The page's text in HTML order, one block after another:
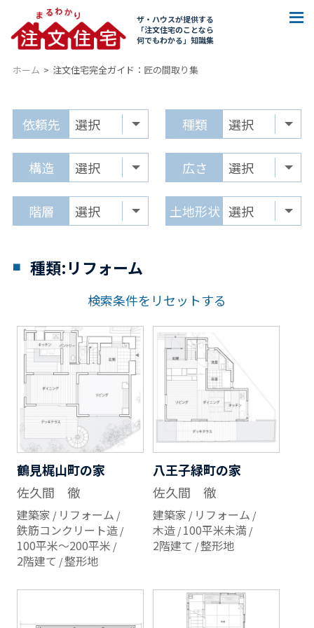
ザ・ハウスが提供する
「注文住宅のことなら
何でもわかる」知識集
ホーム 注文住宅完全ガイド： 匠の間取り集
依頼先 種類
構造 広さ
階層 土地形状
種類:リフォーム
検索条件をリセットする
鶴見梶山町の家
佐久間 徹
建築家
リフォーム
鉄筋コンクリート造
100平米～200平米
2階建て 整形地
八王子緑町の家
佐久間 徹
建築家
リフォーム
木造 100平米未満
2階建て 整形地